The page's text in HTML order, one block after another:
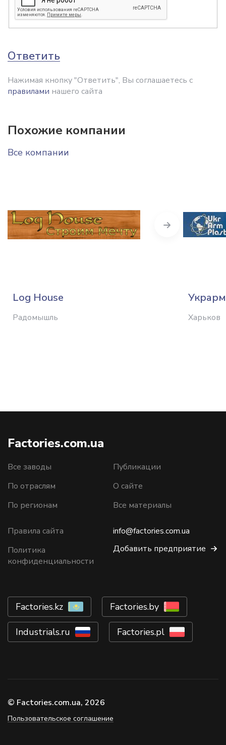
Ответить
Нажимая кнопку "Ответить", Вы соглашаетесь с
правилами нашего сайта
Похожие компании
Все компании
Log House
Радомышль Харьков
Next
Factories.com.ua
Все заводы
По отраслям
По регионам
Публикации
О сайте
Все материалы
Правила сайта
Политика
конфиденциальности
info@factories.com.ua
Добавить предприятие
Factories.kz Factories.by
Industrials.ru Factories.pl
© Factories.com.ua, 2026
Пользовательское соглашение